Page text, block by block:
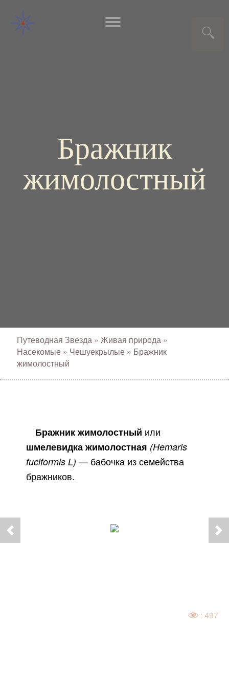
Бражник
жимолостный
Путеводная Звезда » Живая природа »
Насекомые » Чешуекрылые » Бражник
жимолостный
Бражник жимолостный или
шмелевидка жимолостная (Hemaris
fuciformis L) — бабочка из семейства
бражников.
: 497